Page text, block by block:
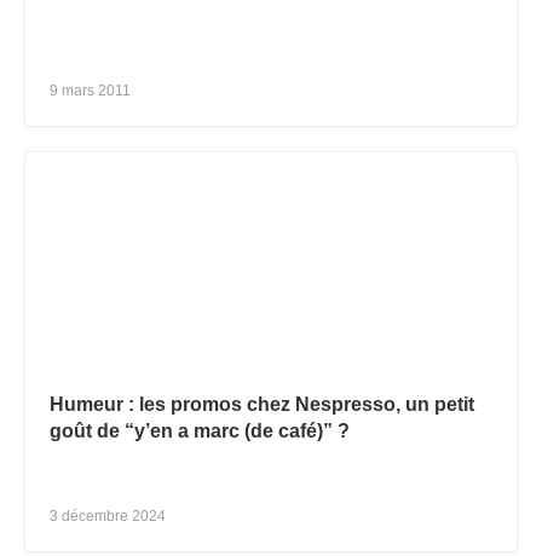
9 mars 2011
Humeur : les promos chez Nespresso, un petit
goût de “y’en a marc (de café)” ?
3 décembre 2024